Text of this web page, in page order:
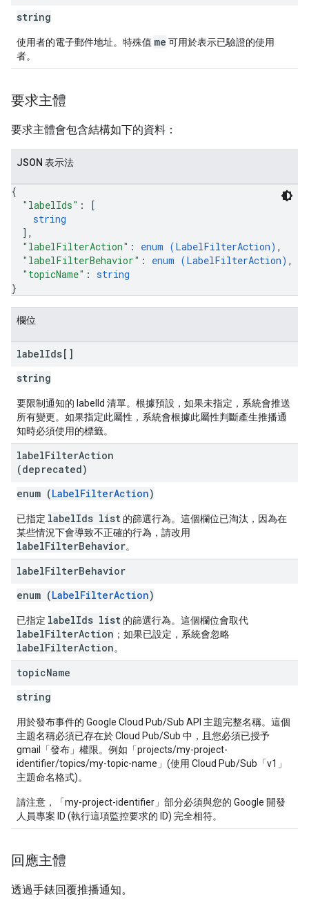
string
使用者的電子郵件地址。特殊值 me 可用於表示已驗證的使用
者。
要求主體
要求主體會包含結構如下的資料：
JSON 表示法
{
"labelIds" :
[
string
] ,
"labelFilterAction" : enum (LabelFilterAction) ,
"labelFilterBehavior" : enum (LabelFilterAction) ,
"topicName" : string
}
欄位
labelIds[]
string
要限制通知的 labelId 清單。根據預設，如果未指定，系統會推送
所有變更。如果指定此屬性，系統會根據此屬性判斷產生推播通
知時必須使用的標籤。
labelFilterAction
(deprecated)
enum (LabelFilterAction)
已指定 labelIds list 的篩選行為。這個欄位已淘汰，因為在
某些情況下會導致不正確的行為，請改用
labelFilterBehavior。
labelFilterBehavior
enum (LabelFilterAction)
已指定 labelIds list 的篩選行為。這個欄位會取代
labelFilterAction ；如果已設定，系統會忽略
labelFilterAction。
topicName
string
用於發布事件的 Google Cloud Pub/Sub API 主題完整名稱。這個
主題名稱必須已存在於 Cloud Pub/Sub 中，且您必須已授予
gmail「發布」權限。例如「projects/my-project-
identifier/topics/my-topic-name」(使用 Cloud Pub/Sub「v1」
主題命名格式)。
請注意，「my-project-identifier」部分必須與您的 Google 開發
人員專案 ID (執行這項監控要求的 ID) 完全相符。
回應主體
透過手錶回覆推播通知。